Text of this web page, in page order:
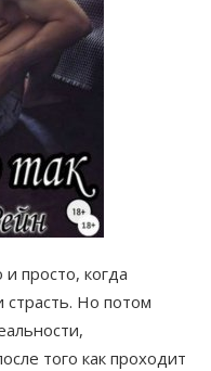
просто, когда
Но потом
того как проходит